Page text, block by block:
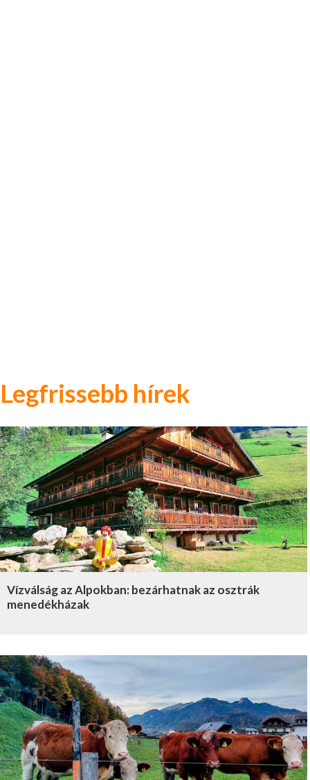
Legfrissebb hírek
Vízválság az Alpokban: bezárhatnak az osztrák
menedékházak